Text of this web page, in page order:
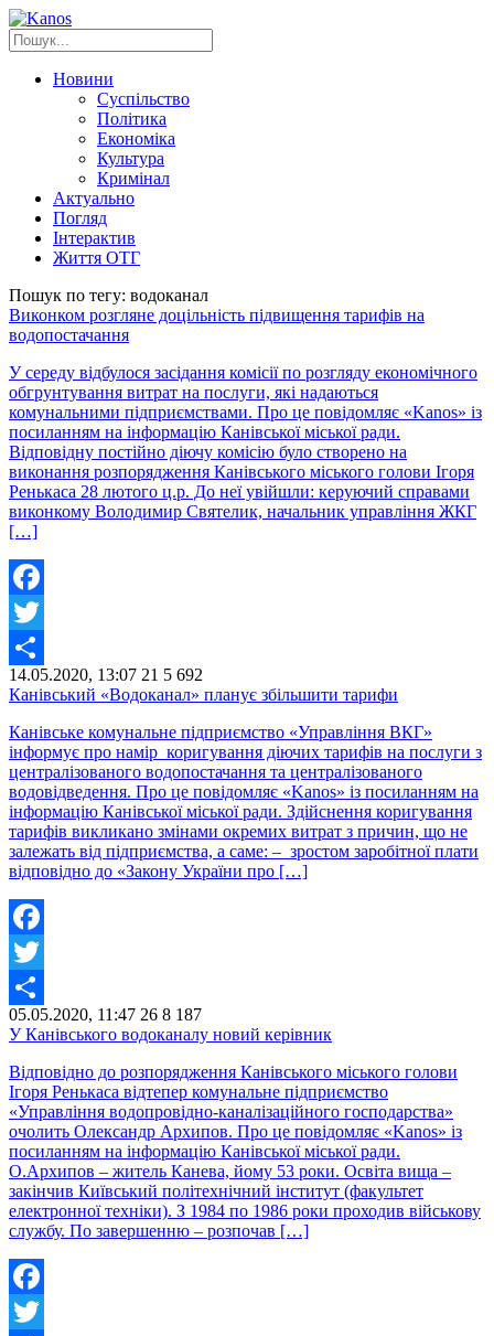
Новини
Суспільство
Політика
Економіка
Культура
Кримінал
Актуально
Погляд
Інтерактив
Життя ОТГ
Пошук по тегу: водоканал
Виконком розгляне доцільність підвищення тарифів на
водопостачання
У середу відбулося засідання комісії по розгляду економічного
обгрунтування витрат на послуги, які надаються
комунальними підприємствами. Про це повідомляє «Kanos» із
посиланням на інформацію Канівської міської ради.
Відповідну постійно діючу комісію було створено на
виконання розпорядження Канівського міського голови Ігоря
Ренькаса 28 лютого ц.р. До неї увійшли: керуючий справами
виконкому Володимир Святелик, начальник управління ЖКГ
[…]
Facebook
Twitter
Share
14.05.2020, 13:07 21 5 692
Канівський «Водоканал» планує збільшити тарифи
Канівське комунальне підприємство «Управління ВКГ»
інформує про намір коригування діючих тарифів на послуги з
централізованого водопостачання та централізованого
водовідведення. Про це повідомляє «Kanos» із посиланням на
інформацію Канівської міської ради. Здійснення коригування
тарифів викликано змінами окремих витрат з причин, що не
залежать від підприємства, а саме: – зростом заробітної плати
відповідно до «Закону України про […]
Facebook
Twitter
Share
05.05.2020, 11:47 26 8 187
У Канівського водоканалу новий керівник
Відповідно до розпорядження Канівського міського голови
Ігоря Ренькаса відтепер комунальне підприємство
«Управління водопровідно-каналізаційного господарства»
очолить Олександр Архипов. Про це повідомляє «Kanos» із
посиланням на інформацію Канівської міської ради.
О.Архипов – житель Канева, йому 53 роки. Освіта вища –
закінчив Київський політехнічний інститут (факультет
електронної техніки). З 1984 по 1986 роки проходив військову
службу. По завершенню – розпочав […]
Facebook